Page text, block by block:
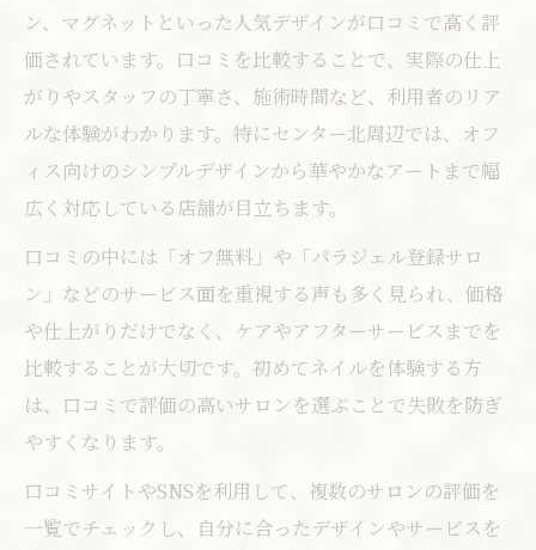
ン、マグネットといった人気デザインが口コミで高く評
価されています。口コミを比較することで、実際の仕上
がりやスタッフの丁寧さ、施術時間など、利用者のリア
ルな体験がわかります。特にセンター北周辺では、オフ
ィス向けのシンプルデザインから華やかなアートまで幅
広く対応している店舗が目立ちます。
口コミの中には「オフ無料」や「パラジェル登録サロ
ン」などのサービス面を重視する声も多く見られ、価格
や仕上がりだけでなく、ケアやアフターサービスまでを
比較することが大切です。初めてネイルを体験する方
は、口コミで評価の高いサロンを選ぶことで失敗を防ぎ
やすくなります。
口コミサイトやSNSを利用して、複数のサロンの評価を
一覧でチェックし、自分に合ったデザインやサービスを